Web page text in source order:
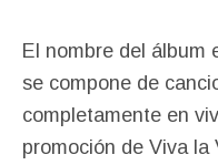
El nombre del álbum
se compone de
completamente en
promoción de Viva